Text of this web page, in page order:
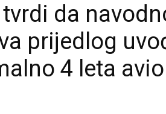
da
prijedlog
4 leta